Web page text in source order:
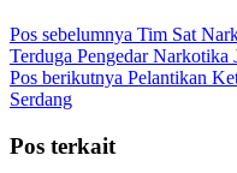
Pos sebelumnya Tim Sat
Terduga Pengedar Narkotika
Pos berikutnya Pelantikan
Serdang
Pos terkait